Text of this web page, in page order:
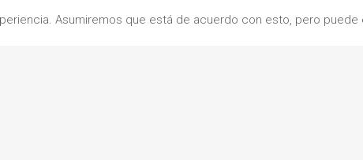
Asumiremos que está de acuerdo con esto, pero